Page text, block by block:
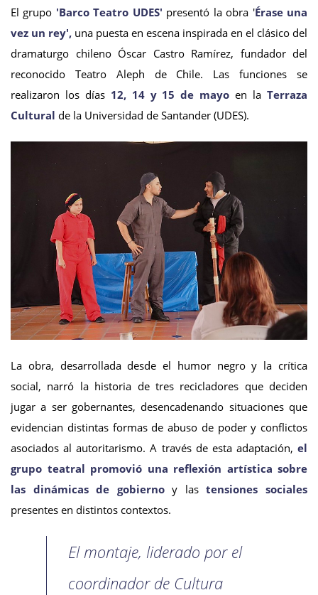
El grupo 'Barco Teatro UDES' presentó la obra 'Érase una
vez un rey', una puesta en escena inspirada en el clásico del
dramaturgo chileno Óscar Castro Ramírez, fundador del
reconocido Teatro Aleph de Chile. Las funciones se
realizaron los días 12, 14 y 15 de mayo en laTerraza
Cultural de la Universidad de Santander (UDES).
La obra, desarrollada desde el humor negro y la crítica
social, narró la historia de tres recicladores que deciden
jugar a ser gobernantes, desencadenando situaciones que
evidencian distintas formas de abuso de poder y conflictos
asociados al autoritarismo. A través de esta adaptación, el
grupo teatral promovió una reflexión artística sobre
las dinámicas de gobiernoy lastensiones sociales
presentes en distintos contextos.
El montaje, liderado por el
coordinador de Cultura